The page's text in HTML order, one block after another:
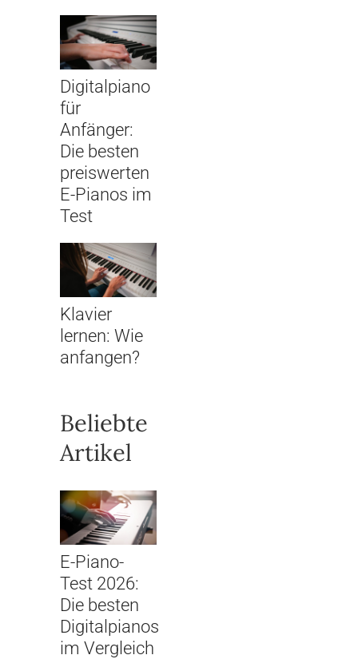
Digitalpiano
für
Anfänger:
Die besten
preiswerten
E-Pianos im
Test
Klavier
lernen: Wie
anfangen?
Beliebte
Artikel
E-Piano-
Test 2026:
Die besten
Digitalpianos
im Vergleich